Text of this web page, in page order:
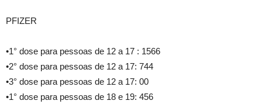
PFIZER
•1° dose para pessoas de 12 a 17 : 1566
•2° dose para pessoas de 12 a 17: 744
•3° dose para pessoas de 12 a 17: 00
•1° dose para pessoas de 18 e 19: 456